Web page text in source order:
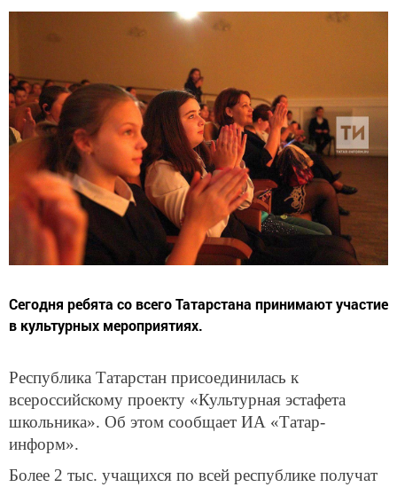
Сегодня ребята со всего Татарстана принимают участие
в культурных мероприятиях.
Республика Татарстан присоединилась к
всероссийскому проекту «Культурная эстафета
школьника». Об этом сообщает ИА «Татар-
информ».
Более 2 тыс. учащихся по всей республике получат